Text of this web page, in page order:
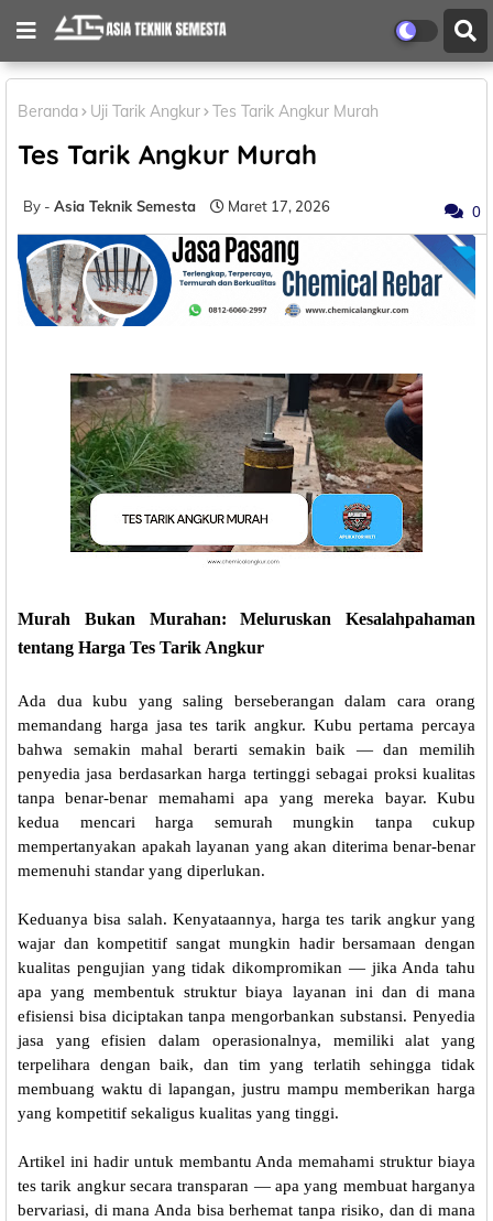
Beranda Uji Tarik Angkur Tes Tarik Angkur Murah
Tes Tarik Angkur Murah
Asia Teknik Semesta Maret 17, 2026 0
Murah Bukan Murahan: Meluruskan Kesalahpahaman
tentang Harga Tes Tarik Angkur
Ada dua kubu yang saling berseberangan dalam cara orang
memandang harga jasa tes tarik angkur. Kubu pertama percaya
bahwa semakin mahal berarti semakin baik — dan memilih
penyedia jasa berdasarkan harga tertinggi sebagai proksi kualitas
tanpa benar-benar memahami apa yang mereka bayar. Kubu
kedua mencari harga semurah mungkin tanpa cukup
mempertanyakan apakah layanan yang akan diterima benar-benar
memenuhi standar yang diperlukan.
Keduanya bisa salah. Kenyataannya, harga tes tarik angkur yang
wajar dan kompetitif sangat mungkin hadir bersamaan dengan
kualitas pengujian yang tidak dikompromikan — jika Anda tahu
apa yang membentuk struktur biaya layanan ini dan di mana
efisiensi bisa diciptakan tanpa mengorbankan substansi. Penyedia
jasa yang efisien dalam operasionalnya, memiliki alat yang
terpelihara dengan baik, dan tim yang terlatih sehingga tidak
membuang waktu di lapangan, justru mampu memberikan harga
yang kompetitif sekaligus kualitas yang tinggi.
Artikel ini hadir untuk membantu Anda memahami struktur biaya
tes tarik angkur secara transparan — apa yang membuat harganya
bervariasi, di mana Anda bisa berhemat tanpa risiko, dan di mana